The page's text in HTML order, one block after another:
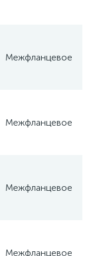
Межфланцевое
Межфланцевое
Межфланцевое
Межфланцевое